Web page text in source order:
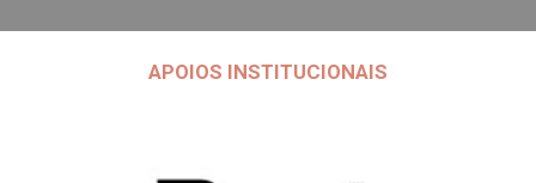
APOIOS INSTITUCIONAIS